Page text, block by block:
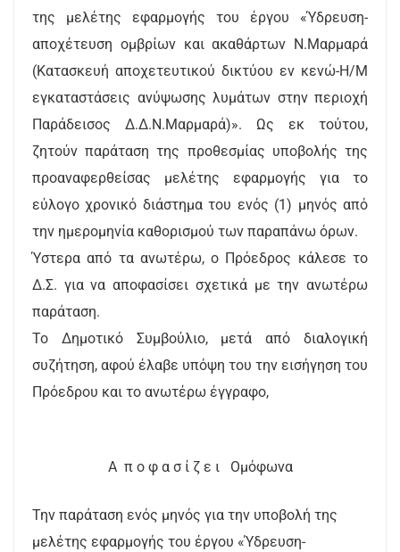
της μελέτης εφαρμογής του έργου «Ύδρευση-
αποχέτευση ομβρίων και ακαθάρτων Ν.Μαρμαρά
(Κατασκευή αποχετευτικού δικτύου εν κενώ-Η/Μ
εγκαταστάσεις ανύψωσης λυμάτων στην περιοχή
Παράδεισος Δ.Δ.Ν.Μαρμαρά)». Ως εκ τούτου,
ζητούν παράταση της προθεσμίας υποβολής της
προαναφερθείσας μελέτης εφαρμογής για το
εύλογο χρονικό διάστημα του ενός (1) μηνός από
την ημερομηνία καθορισμού των παραπάνω όρων.
Ύστερα από τα ανωτέρω, ο Πρόεδρος κάλεσε το
Δ.Σ. για να αποφασίσει σχετικά με την ανωτέρω
παράταση.
Το Δημοτικό Συμβούλιο, μετά από διαλογική
συζήτηση, αφού έλαβε υπόψη του την εισήγηση του
Πρόεδρου και το ανωτέρω έγγραφο,
Α π ο φ α σ ί ζ ε ι Ομόφωνα
Την παράταση ενός μηνός για την υποβολή της
μελέτης εφαρμογής του έργου «Ύδρευση-